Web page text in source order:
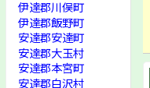
伊達郡川俣町
伊達郡飯野町
安達郡安達町
安達郡大玉村
安達郡本宮町
安達郡白沢村